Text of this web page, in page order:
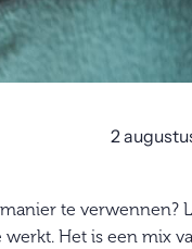
2
te verwennen?
Het is een mix